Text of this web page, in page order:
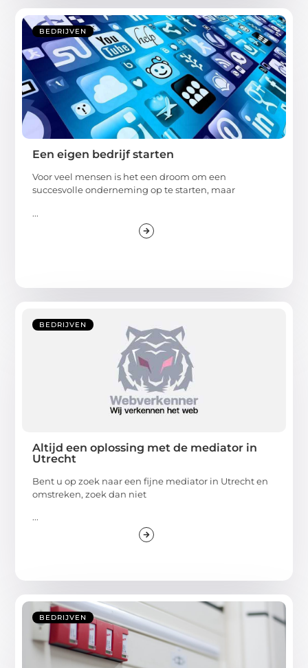
BEDRIJVEN
Een eigen bedrijf starten
Voor veel mensen is het een droom om een
succesvolle onderneming op te starten, maar
...
BEDRIJVEN
Altijd een oplossing met de mediator in
Utrecht
Bent u op zoek naar een fijne mediator in Utrecht en
omstreken, zoek dan niet
...
BEDRIJVEN